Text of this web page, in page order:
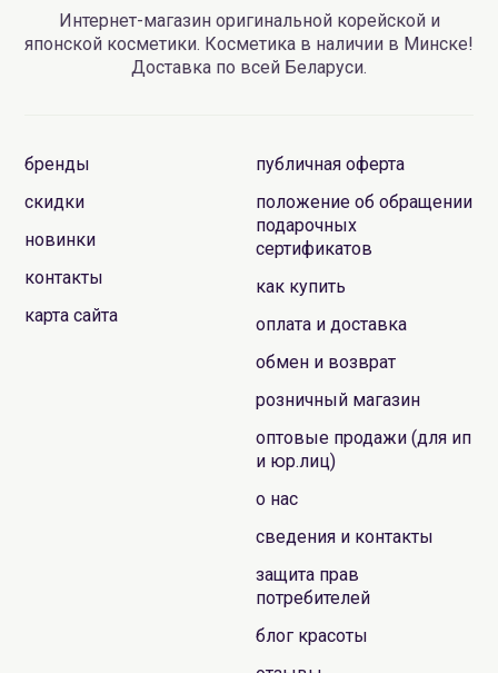
Интернет-магазин оригинальной корейской и
японской косметики. Косметика в наличии в Минске!
Доставка по всей Беларуси.
бренды
скидки
новинки
контакты
карта сайта
публичная оферта
положение об обращении
подарочных
сертификатов
как купить
оплата и доставка
обмен и возврат
розничный магазин
оптовые продажи (для ип
и юр.лиц)
о нас
сведения и контакты
защита прав
потребителей
блог красоты